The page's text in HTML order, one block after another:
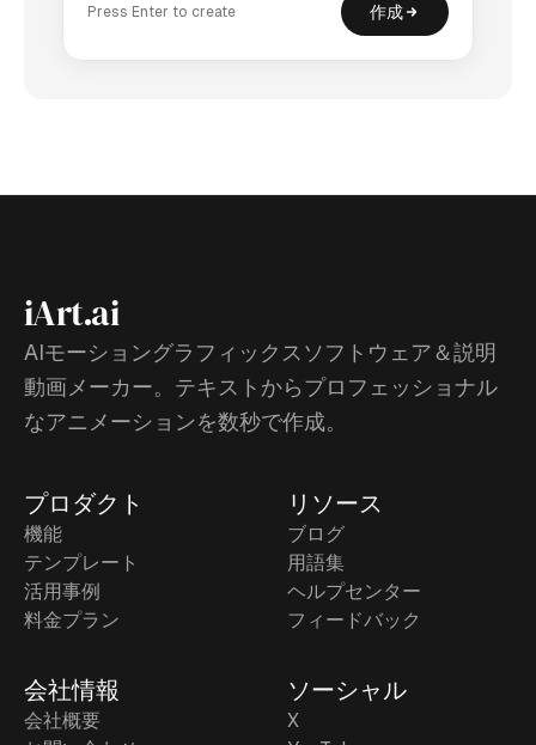
Press Enter to create 作成
iArt.ai
AIモーショングラフィックスソフトウェア＆説明
動画メーカー。テキストからプロフェッショナル
なアニメーションを数秒で作成。
プロダクト
機能
テンプレート
活用事例
料金プラン
リソース
ブログ
用語集
ヘルプセンター
フィードバック
会社情報
会社概要
ソーシャル
X